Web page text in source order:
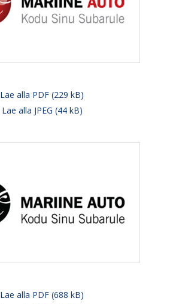
Lae alla PDF (229 kB)
Lae alla JPEG (44 kB)
Lae alla PDF (688 kB)